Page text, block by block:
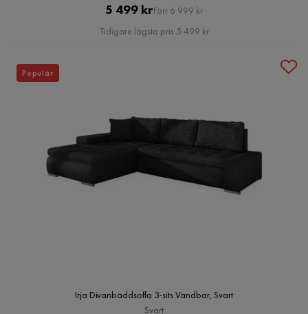
Pris
5 499 krOriginal
Pris
Förr 6 999 kr
Tidigare lägsta pris 5 499 kr
Irja Divanbäddsoffa 3-sits Vändbar, Svart
Svart
Populär